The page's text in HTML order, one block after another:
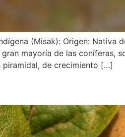
(Misak): Origen: Nativa
mayoría de las coníferas,
de crecimiento […]